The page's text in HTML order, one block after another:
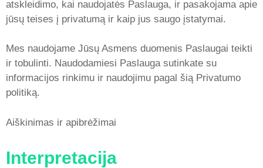
atskleidimo, kai naudojatės Paslauga, ir pasakojama apie
jūsų teises į privatumą ir kaip jus saugo įstatymai.
Mes naudojame Jūsų Asmens duomenis Paslaugai teikti
ir tobulinti. Naudodamiesi Paslauga sutinkate su
informacijos rinkimu ir naudojimu pagal šią Privatumo
politiką.
Aiškinimas ir apibrėžimai
Interpretacija